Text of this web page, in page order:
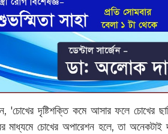
'চোখের দৃষ্টিশক্তি কমে আসার ফলে চোখের
মাধ্যমে চোখের অপারেশন হলে, তা